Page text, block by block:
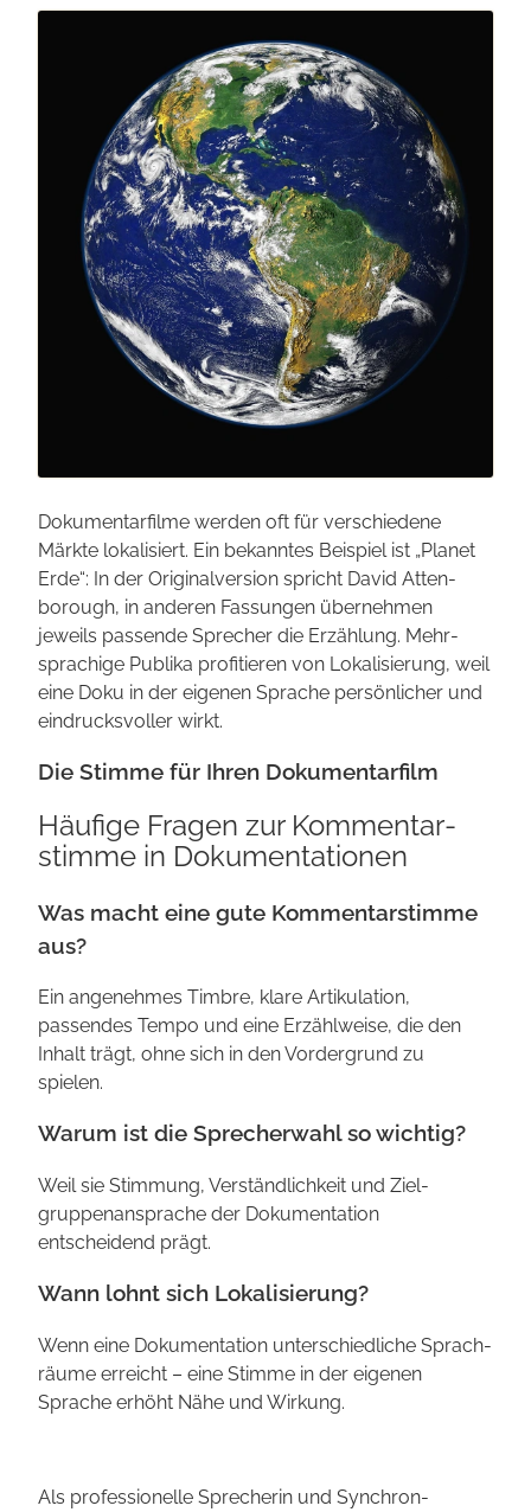
Dokumentar­filme werden oft für verschiedene
Märkte lokalisiert. Ein bekanntes Beispiel ist „Planet
Erde“: In der Original­version spricht David Atten­
borough, in anderen Fassungen übernehmen
jeweils passende Sprecher die Erzählung. Mehr­
sprachige Publika profitieren von Lokali­sierung, weil
eine Doku in der eigenen Sprache persönlicher und
eindrucks­voller wirkt.
Die Stimme für Ihren Dokumentarfilm
Häufige Fragen zur Kommentar­
stimme in Dokumenta­tionen
Was macht eine gute Kommentar­stimme
aus?
Ein angenehmes Timbre, klare Artikulation,
passendes Tempo und eine Erzählweise, die den
Inhalt trägt, ohne sich in den Vorder­grund zu
spielen.
Warum ist die Sprecherwahl so wichtig?
Weil sie Stimmung, Verständlich­keit und Ziel­
gruppen­ansprache der Dokumen­tation
entscheidend prägt.
Wann lohnt sich Lokali­sierung?
Wenn eine Dokumen­tation unterschiedliche Sprach­
räume erreicht – eine Stimme in der eigenen
Sprache erhöht Nähe und Wirkung.
Als professionelle Sprecherin und Synchron­